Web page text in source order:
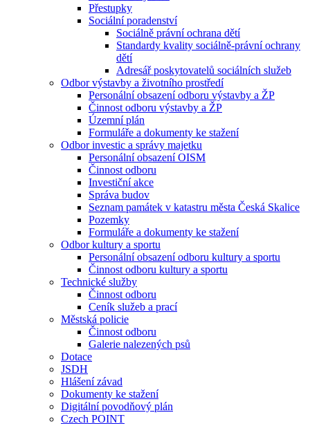
Přestupky
Sociální poradenství
Sociálně právní ochrana dětí
Standardy kvality sociálně-právní ochrany
dětí
Adresář poskytovatelů sociálních služeb
Odbor výstavby a životního prostředí
Personální obsazení odboru výstavby a ŽP
Činnost odboru výstavby a ŽP
Územní plán
Formuláře a dokumenty ke stažení
Odbor investic a správy majetku
Personální obsazení OISM
Činnost odboru
Investiční akce
Správa budov
Seznam památek v katastru města Česká Skalice
Pozemky
Formuláře a dokumenty ke stažení
Odbor kultury a sportu
Personální obsazení odboru kultury a sportu
Činnost odboru kultury a sportu
Technické služby
Činnost odboru
Ceník služeb a prací
Městská policie
Činnost odboru
Galerie nalezených psů
Dotace
JSDH
Hlášení závad
Dokumenty ke stažení
Digitální povodňový plán
Czech POINT